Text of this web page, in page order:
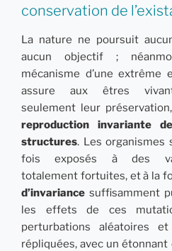
conservation de
La nature ne poursuit
aucun objectif ;
mécanisme d’une extrême
assure aux êtres
seulement leur
reproduction invariante
structures. Les organismes
fois exposés à des
totalement fortuites, et à la
d’invariance suffisamment
les effets de ces
perturbations aléatoires
répliquées, avec un